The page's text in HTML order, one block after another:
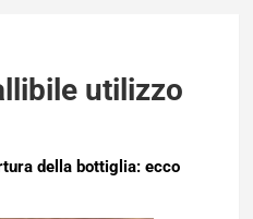
utilizzo
della bottiglia: ecco